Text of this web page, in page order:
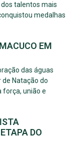
talentos mais
medalhas
EM
das águas
Natação do
força, união e
DO